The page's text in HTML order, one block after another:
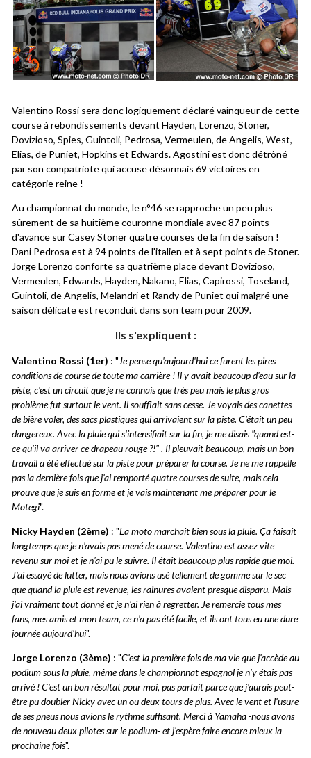
Valentino Rossi sera donc logiquement déclaré vainqueur de cette
course à rebondissements devant Hayden, Lorenzo, Stoner,
Dovizioso, Spies, Guintoli, Pedrosa, Vermeulen, de Angelis, West,
Elias, de Puniet, Hopkins et Edwards. Agostini est donc détrôné
par son compatriote qui accuse désormais 69 victoires en
catégorie reine !
Au championnat du monde, le n°46 se rapproche un peu plus
sûrement de sa huitième couronne mondiale avec 87 points
d'avance sur Casey Stoner quatre courses de la fin de saison !
Dani Pedrosa est à 94 points de l'italien et à sept points de Stoner.
Jorge Lorenzo conforte sa quatrième place devant Dovizioso,
Vermeulen, Edwards, Hayden, Nakano, Elias, Capirossi, Toseland,
Guintoli, de Angelis, Melandri et Randy de Puniet qui malgré une
saison délicate est reconduit dans son team pour 2009.
Ils s'expliquent :
Valentino Rossi (1er) : "Je pense qu'aujourd'hui ce furent les pires
conditions de course de toute ma carrière ! Il y avait beaucoup d'eau sur la
piste, c'est un circuit que je ne connais que très peu mais le plus gros
problème fut surtout le vent. Il soufflait sans cesse. Je voyais des canettes
de bière voler, des sacs plastiques qui arrivaient sur la piste. C'était un peu
dangereux. Avec la pluie qui s'intensifiait sur la fin, je me disais "quand est-
ce qu'il va arriver ce drapeau rouge ?!" . Il pleuvait beaucoup, mais un bon
travail a été effectué sur la piste pour préparer la course. Je ne me rappelle
pas la dernière fois que j'ai remporté quatre courses de suite, mais cela
prouve que je suis en forme et je vais maintenant me préparer pour le
Motegi".
Nicky Hayden (2ème) : "La moto marchait bien sous la pluie. Ça faisait
longtemps que je n'avais pas mené de course. Valentino est assez vite
revenu sur moi et je n'ai pu le suivre. Il était beaucoup plus rapide que moi.
J'ai essayé de lutter, mais nous avions usé tellement de gomme sur le sec
que quand la pluie est revenue, les rainures avaient presque disparu. Mais
j'ai vraiment tout donné et je n'ai rien à regretter. Je remercie tous mes
fans, mes amis et mon team, ce n'a pas été facile, et ils ont tous eu une dure
journée aujourd'hui".
Jorge Lorenzo (3ème) : "C'est la première fois de ma vie que j'accède au
podium sous la pluie, même dans le championnat espagnol je n'y étais pas
arrivé ! C'est un bon résultat pour moi, pas parfait parce que j'aurais peut-
être pu doubler Nicky avec un ou deux tours de plus. Avec le vent et l'usure
de ses pneus nous avions le rythme suffisant. Merci à Yamaha -nous avons
de nouveau deux pilotes sur le podium- et j'espère faire encore mieux la
prochaine fois".